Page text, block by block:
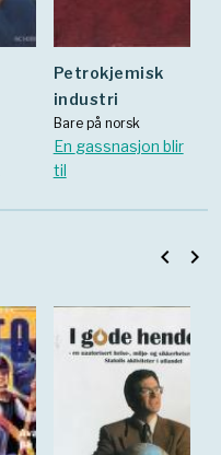
Petrokjemisk
industri
Bare på norsk
En gassnasjon blir
til
navigate_before navigate_next